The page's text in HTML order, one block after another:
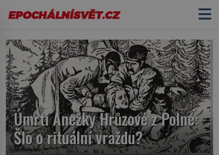
Úmrtí Anežky Hrůzové z Polné:
Šlo o rituální vraždu?